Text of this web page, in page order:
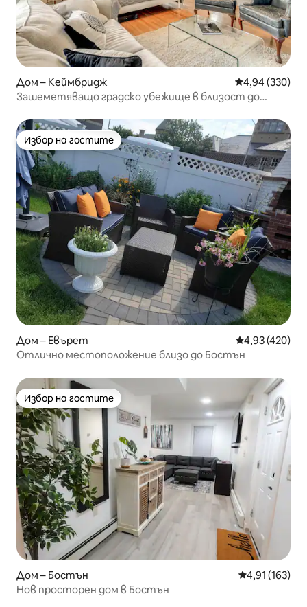
Дом – Кеймбридж Средна
4,94 (330)
Зашеметяващо градско убежище в близост до
Избор на гостите
Избор на гостите
Дом – Евърет Средна
4,93 (420)
Отлично местоположение близо до Бостън
Избор на гостите
Избор на гостите
Дом – Бостън Средна
4,91 (163)
Нов просторен дом в Бостън